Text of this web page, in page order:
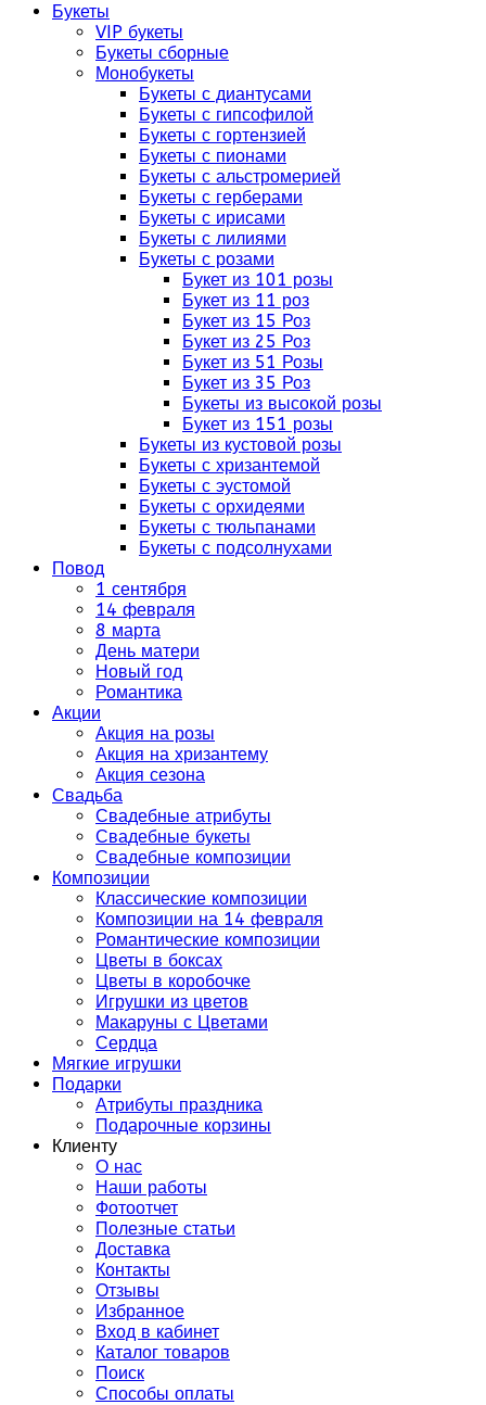
Букеты
VIP букеты
Букеты сборные
Монобукеты
Букеты с диантусами
Букеты с гипсофилой
Букеты с гортензией
Букеты с пионами
Букеты с альстромерией
Букеты с герберами
Букеты с ирисами
Букеты с лилиями
Букеты с розами
Букет из 101 розы
Букет из 11 роз
Букет из 15 Роз
Букет из 25 Роз
Букет из 51 Розы
Букет из 35 Роз
Букеты из высокой розы
Букет из 151 розы
Букеты из кустовой розы
Букеты с хризантемой
Букеты с эустомой
Букеты с орхидеями
Букеты с тюльпанами
Букеты с подсолнухами
Повод
1 сентября
14 февраля
8 марта
День матери
Новый год
Романтика
Акции
Акция на розы
Акция на хризантему
Акция сезона
Свадьба
Свадебные атрибуты
Свадебные букеты
Свадебные композиции
Композиции
Классические композиции
Композиции на 14 февраля
Романтические композиции
Цветы в боксах
Цветы в коробочке
Игрушки из цветов
Макаруны с Цветами
Сердца
Мягкие игрушки
Подарки
Атрибуты праздника
Подарочные корзины
Клиенту
О нас
Наши работы
Фотоотчет
Полезные статьи
Доставка
Контакты
Отзывы
Избранное
Вход в кабинет
Каталог товаров
Поиск
Способы оплаты